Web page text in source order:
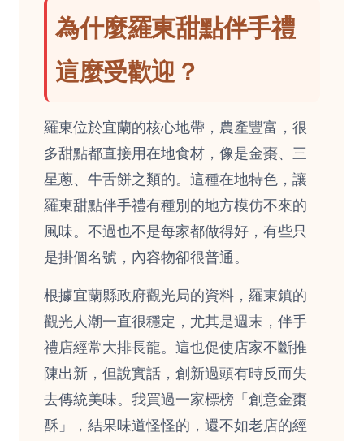
為什麼羅東甜點伴手禮
這麼受歡迎？
羅東位於宜蘭的核心地帶，農產豐富，很
多甜點都直接用在地食材，像是金棗、三
星蔥、牛舌餅之類的。這種在地特色，讓
羅東甜點伴手禮有種別的地方模仿不來的
風味。不過也不是每家都做得好，有些只
是掛個名號，內容物卻很普通。
根據宜蘭縣政府觀光局的資料，羅東鎮的
觀光人潮一直很穩定，尤其是週末，伴手
禮店經常大排長龍。這也促使店家不斷推
陳出新，但說實話，創新過頭有時反而失
去傳統美味。我買過一家標榜「創意金棗
酥」，結果味道怪怪的，還不如老店的經